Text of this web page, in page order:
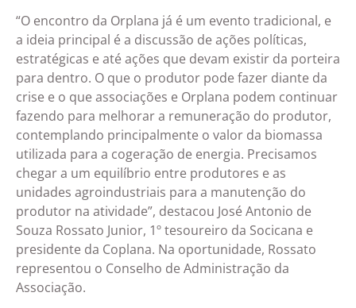
“O encontro da Orplana já é um evento tradicional, e
a ideia principal é a discussão de ações políticas,
estratégicas e até ações que devam existir da porteira
para dentro. O que o produtor pode fazer diante da
crise e o que associações e Orplana podem continuar
fazendo para melhorar a remuneração do produtor,
contemplando principalmente o valor da biomassa
utilizada para a cogeração de energia. Precisamos
chegar a um equilíbrio entre produtores e as
unidades agroindustriais para a manutenção do
produtor na atividade”, destacou José Antonio de
Souza Rossato Junior, 1º tesoureiro da Socicana e
presidente da Coplana. Na oportunidade, Rossato
representou o Conselho de Administração da
Associação.